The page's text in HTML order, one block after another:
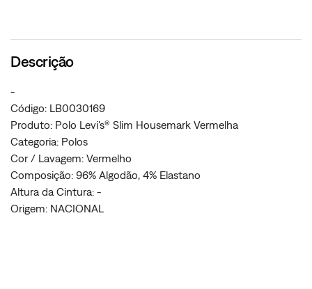
Descrição
-
Código: LB0030169
Produto: Polo Levi's® Slim Housemark Vermelha
Categoria: Polos
Cor / Lavagem: Vermelho
Composição: 96% Algodão, 4% Elastano
Altura da Cintura: -
Origem: NACIONAL